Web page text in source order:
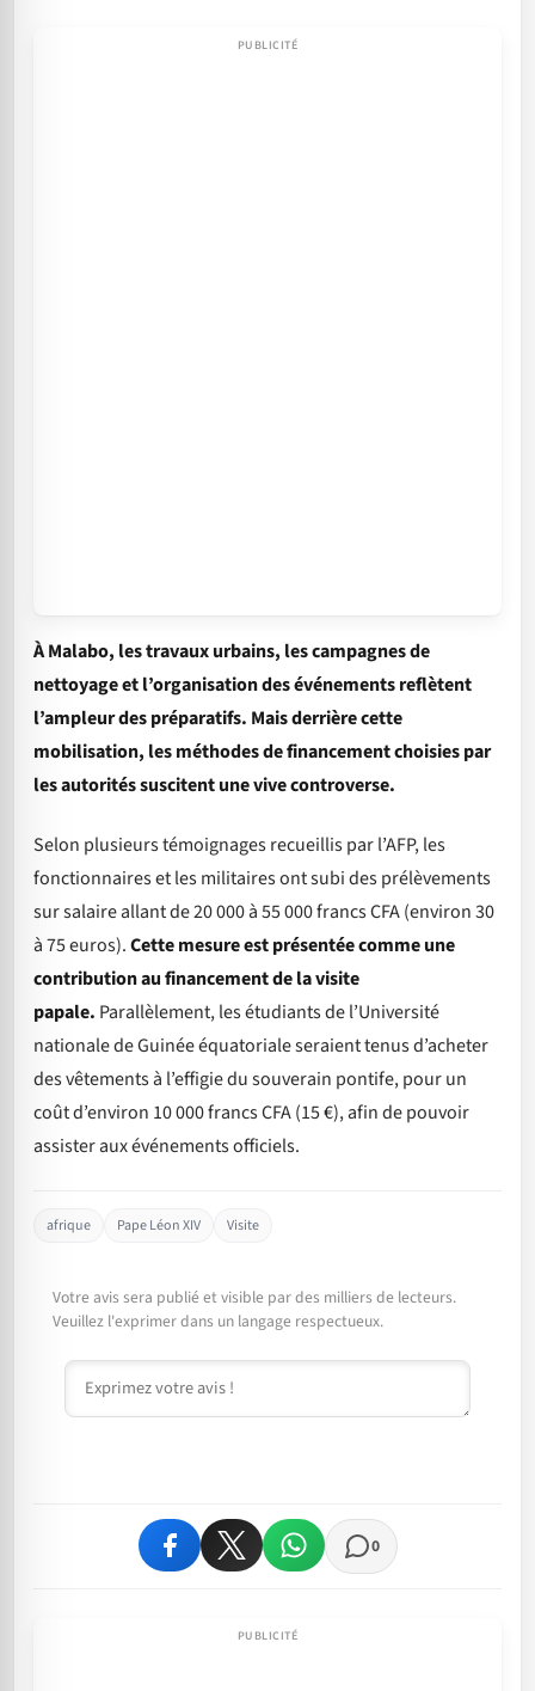
À Malabo, les travaux urbains, les campagnes de
nettoyage et l’organisation des événements reflètent
l’ampleur des préparatifs. Mais derrière cette
mobilisation, les méthodes de financement choisies par
les autorités suscitent une vive controverse.
Selon plusieurs témoignages recueillis par l’AFP, les
fonctionnaires et les militaires ont subi des prélèvements
sur salaire allant de 20 000 à 55 000 francs CFA (environ 30
à 75 euros).Cette mesure est présentée comme une
contribution au financement de la visite
papale. Parallèlement, les étudiants de l’Université
nationale de Guinée équatoriale seraient tenus d’acheter
des vêtements à l’effigie du souverain pontife, pour un
coût d’environ 10 000 francs CFA (15 €), afin de pouvoir
assister aux événements officiels.
afrique Pape Léon XIV Visite
Votre avis sera publié et visible par des milliers de lecteurs.
Veuillez l'exprimer dans un langage respectueux.
Commentaire
0